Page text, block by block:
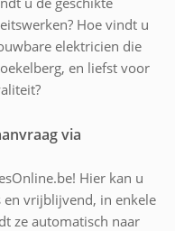
Hoe vindt u
elektricien die
en liefst voor
via
Hier kan u
vrijblijvend, in enkele
ze automatisch naar